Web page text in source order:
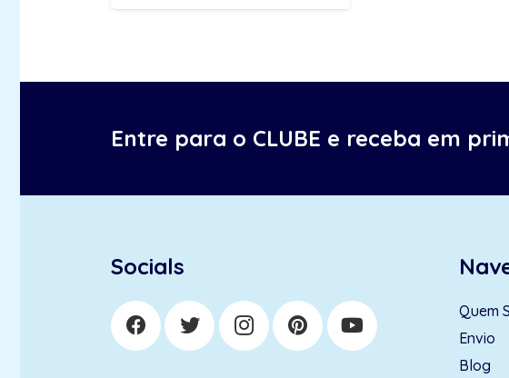
Entre para o CLUBE e receba em
Socials
Quem
Envio
Blog